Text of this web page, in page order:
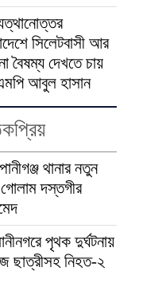
সিলেটবাসী আর
বৈষম্য দেখতে চায়
আবুল হাসান
থানার নতুন
দস্তগীর
পৃথক দুর্ঘটনায়
ছাত্রীসহ নিহত-২